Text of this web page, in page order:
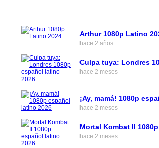
Arthur 1080p Latino
hace 2 años
Culpa tuya: Londres
hace 2 meses
¡Ay, mamá! 1080p
hace 2 meses
Mortal Kombat II
hace 2 meses